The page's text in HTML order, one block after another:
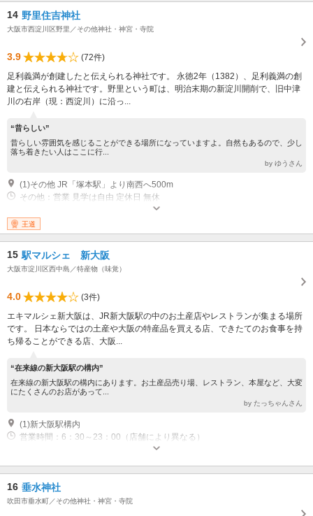
14 野里住吉神社
大阪市西淀川区野里／その他神社・神宮・寺院
3.9
(72件)
足利義満が創建したと伝えられる神社です。 永徳2年（1382）、足利義満の創
建と伝えられる神社です。野里という町は、明治末期の新淀川開削で、旧中津
川の右岸（現：西淀川）に沿っ...
“昔らしい”
昔らしい雰囲気を感じることができる場所になっていますよ。自然もあるので、少し
落ち着きたい人はここに行...
by ゆうさん
(1)その他 JR「塚本駅」より南西へ500m
その他：営業 見学は自由 定休日 無休
王道
15 駅マルシェ 新大阪
大阪市淀川区西中島／特産物（味覚）
4.0
(3件)
エキマルシェ新大阪は、JR新大阪駅の中のお土産店やレストランが集まる場所
です。 日本ならではの土産や大阪の特産品を買える店、できたてのお食事を持
ち帰ることができる店、大阪...
“在来線の新大阪駅の構内”
在来線の新大阪駅の構内にあります。お土産品売り場、レストラン、本屋など、大変
にたくさんのお店があって...
by たっちゃんさん
(1)新大阪駅構内
営業時間：6：30～23：00（店舗により異なる）
16 垂水神社
吹田市垂水町／その他神社・神宮・寺院